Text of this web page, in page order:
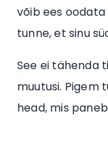
võib ees oodata
tunne, et sinu
See ei tähenda
muutusi. Pigem
head, mis